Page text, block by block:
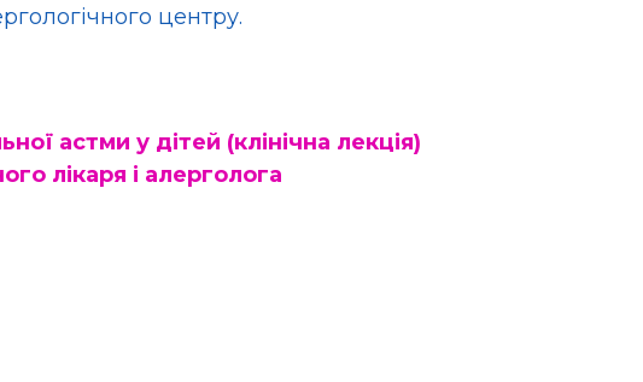
центру.
астми у дітей (клінічна лекція)
лікаря і алерголога